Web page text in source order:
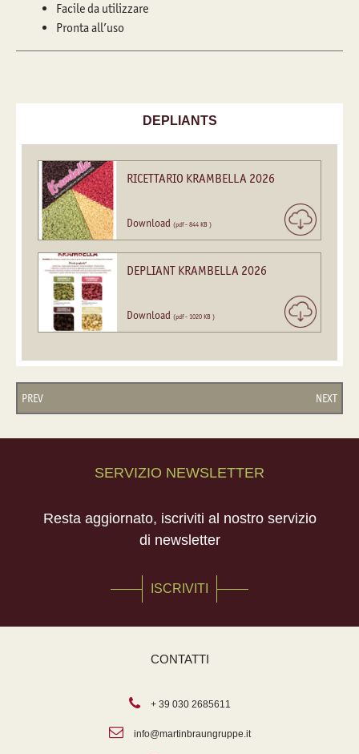
Facile da utilizzare
Pronta all’uso
DEPLIANTS
RICETTARIO KRAMBELLA 2026
Download (pdf - 844 KB )
DEPLIANT KRAMBELLA 2026
Download (pdf - 1020 KB )
PREV NEXT
SERVIZIO NEWSLETTER
Resta aggiornato, iscriviti al nostro servizio
di newsletter
ISCRIVITI
CONTATTI
+ 39 030 2685611
info@martinbraungruppe.it